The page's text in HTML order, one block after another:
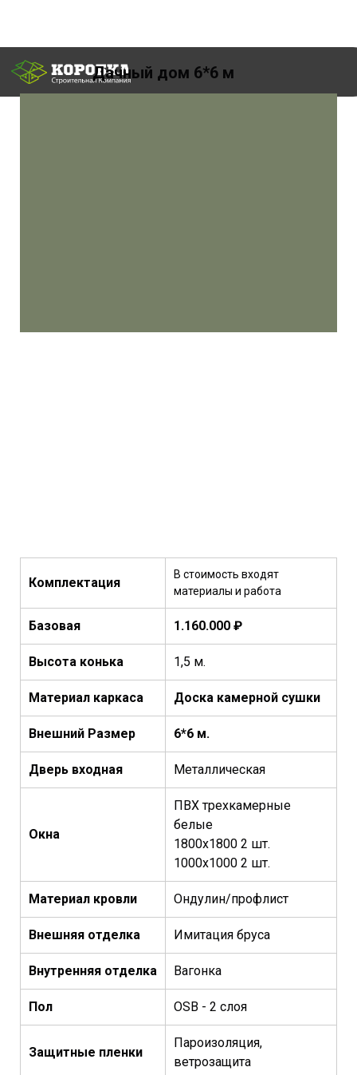
Комплектация
В стоимость входят
материалы и работа
Базовая 1.160.000 ₽
Высота конька 1,5 м.
Материал каркаса Доска камерной сушки
Внешний Размер 6*6 м.
Дверь входная Металлическая
Окна
ПВХ трехкамерные
белые
1800х1800 2 шт.
1000х1000 2 шт.
Материал кровли Ондулин/профлист
Внешняя отделка Имитация бруса
Внутренняя отделка Вагонка
Пол OSB - 2 слоя
Защитные пленки
Пароизоляция,
ветрозащита
Дачный дом 6*6 м